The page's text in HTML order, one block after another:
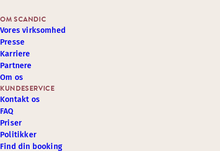
KUNDESERVICE
Kontakt os
FAQ
Priser
Politikker
Find din booking
OM SCANDIC
Vores virksomhed
Presse
Karriere
Partnere
Om os